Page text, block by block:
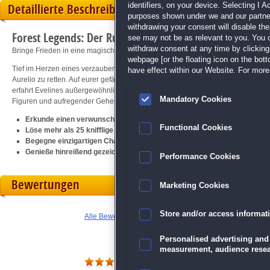
Detaillierte Beschreibung
Forest Legends: Der Ruf der Liebe
Bringe Frieden in eine magische Märchenwelt!
Tief im Herzen eines verzauberten Waldes erblüht eine verbotene Liebe! Du
Aurelio zu retten. Auf eurer gefährlichen Reise trefft ihr auf einen gemeinen
erfahrt Evelines außergewöhnliche Bestimmung. Bist du bereit für ein
Figuren und aufregender Geheimnisse?
Erkunde einen verwunschenen Wald und lasse eine große Liebe
Löse mehr als 25 knifflige Minispiele und Rätsel
Begegne einzigartigen Charakteren und gewinne ihre Freundschaft
Genieße hinreißend gezeichnete Szenerien und wundervolle
Bewertungen
Alle Bewertungen anzeigen
identifiers, on your device. Selecting I
purposes shown under we and our
withdrawing your consent will disable
see may not be as relevant to you. You
withdraw consent at any time by
webpage [or the floating icon on the
have effect within our Website. For
Mandatory Cookies
Functional Cookies
Performance Cookies
Marketing Cookies
Store and/or access
Personalised advertising
measurement, audience